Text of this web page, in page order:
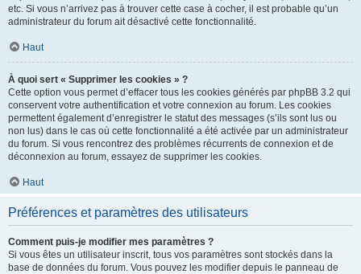
etc. Si vous n’arrivez pas à trouver cette case à cocher, il est probable qu’un
administrateur du forum ait désactivé cette fonctionnalité.
Haut
À quoi sert « Supprimer les cookies » ?
Cette option vous permet d’effacer tous les cookies générés par phpBB 3.2 qui
conservent votre authentification et votre connexion au forum. Les cookies
permettent également d’enregistrer le statut des messages (s’ils sont lus ou
non lus) dans le cas où cette fonctionnalité a été activée par un administrateur
du forum. Si vous rencontrez des problèmes récurrents de connexion et de
déconnexion au forum, essayez de supprimer les cookies.
Haut
Préférences et paramètres des utilisateurs
Comment puis-je modifier mes paramètres ?
Si vous êtes un utilisateur inscrit, tous vos paramètres sont stockés dans la
base de données du forum. Vous pouvez les modifier depuis le panneau de